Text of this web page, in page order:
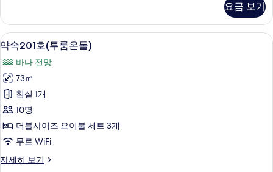
모
두
보
기
(투
룸
온
돌)
자
세
히
보
기
요금 보기
약
속
201
호
(투
룸
온
돌)
사
9
약속201호(투룸온돌)
바다 전망
73㎡
침실 1개
10명
더블사이즈 요이불 세트 3개
무료 WiFi
자세히 보기
약